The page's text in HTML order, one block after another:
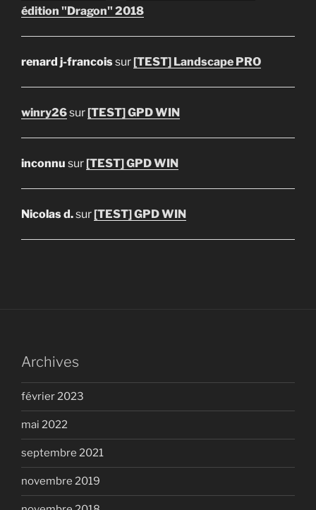
édition "Dragon" 2018
renard j-francoissur[TEST] Landscape PRO
winry26sur[TEST] GPD WIN
inconnu sur[TEST] GPD WIN
Nicolas d.sur[TEST] GPD WIN
Archives
février 2023
mai 2022
septembre 2021
novembre 2019